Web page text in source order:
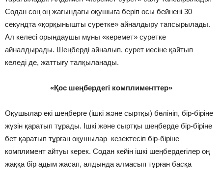
Содан соң оң жағындағы оқушыға беріп осы бейнені 30
секундта «қорқынышты суретке» айналдыру тапсырылады.
Ал келесі орындаушы мұны «керемет» суретке
айналдырады. Шеңберді айналып, сурет иесіне қайтып
келеді де, жаттығу талқыланады.
«Қос шеңбердегі комплименттер»
Оқушылар екі шеңберге (ішкі және сыртқы) бөлініп, бір-біріне
жүзін қаратып тұрады. Ішкі және сыртқы шеңберде бір-біріне
бет қаратып тұрған оқушылар кезектесіп бір-біріне
комплимент айтуы керек. Содан кейін ішкі шеңбердегілер оң
жаққа бір адым жасап, алдында алмасып тұрған басқа